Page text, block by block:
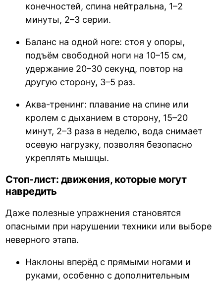
конечностей, спина нейтральна, 1–2
минуты, 2–3 серии.
Баланс на одной ноге: стоя у опоры,
подъём свободной ноги на 10–15 см,
удержание 20–30 секунд, повтор на
другую сторону, 3–5 раз.
Аква-тренинг: плавание на спине или
кролем с дыханием в сторону, 15–20
минут, 2–3 раза в неделю, вода снимает
осевую нагрузку, позволяя безопасно
укреплять мышцы.
Стоп-лист: движения, которые могут
навредить
Даже полезные упражнения становятся
опасными при нарушении техники или выборе
неверного этапа.
Наклоны вперёд с прямыми ногами и
руками, особенно с дополнительным